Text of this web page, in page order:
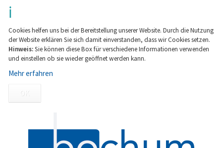
Cookies helfen uns bei der Bereitstellung unserer Website. Durch die Nutzung
der Website erklären Sie sich damit einverstanden, dass wir Cookies setzen.
Hinweis:Sie können diese Box für verschiedene Informationen verwenden
und einstellen ob sie wieder geöffnet werden kann.
Mehr erfahren
OK